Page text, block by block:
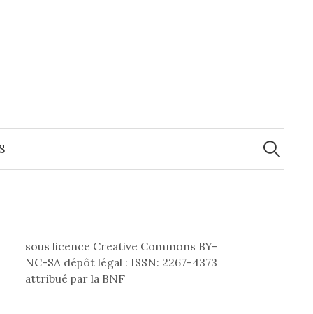
sous licence Creative Commons BY-
NC-SA dépôt légal : ISSN: 2267-4373
attribué par la BNF